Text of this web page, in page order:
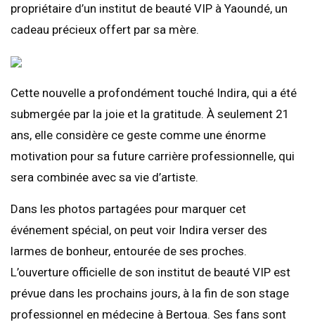
propriétaire d’un institut de beauté VIP à Yaoundé, un
cadeau précieux offert par sa mère.
Cette nouvelle a profondément touché Indira, qui a été
submergée par la joie et la gratitude. À seulement 21
ans, elle considère ce geste comme une énorme
motivation pour sa future carrière professionnelle, qui
sera combinée avec sa vie d’artiste.
Dans les photos partagées pour marquer cet
événement spécial, on peut voir Indira verser des
larmes de bonheur, entourée de ses proches.
L’ouverture officielle de son institut de beauté VIP est
prévue dans les prochains jours, à la fin de son stage
professionnel en médecine à Bertoua. Ses fans sont